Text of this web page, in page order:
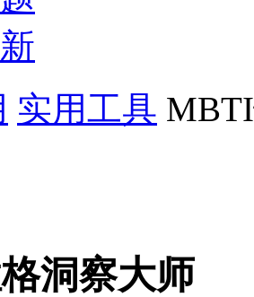
实用工具
洞察大师